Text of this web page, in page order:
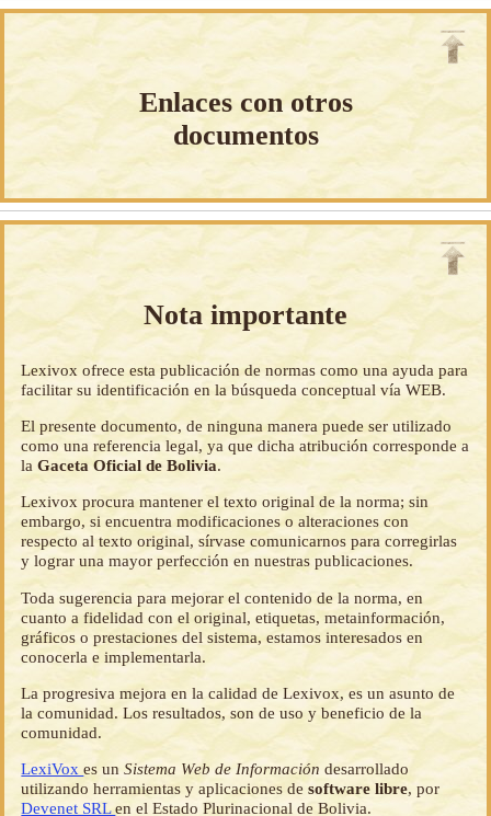
Enlaces con otros
documentos
Nota importante
Lexivox ofrece esta publicación de normas como una ayuda para
facilitar su identificación en la búsqueda conceptual vía WEB.
El presente documento, de ninguna manera puede ser utilizado
como una referencia legal, ya que dicha atribución corresponde a
laGaceta Oficial de Bolivia.
Lexivox procura mantener el texto original de la norma; sin
embargo, si encuentra modificaciones o alteraciones con
respecto al texto original, sírvase comunicarnos para corregirlas
y lograr una mayor perfección en nuestras publicaciones.
Toda sugerencia para mejorar el contenido de la norma, en
cuanto a fidelidad con el original, etiquetas, metainformación,
gráficos o prestaciones del sistema, estamos interesados en
conocerla e implementarla.
La progresiva mejora en la calidad de Lexivox, es un asunto de
la comunidad. Los resultados, son de uso y beneficio de la
comunidad.
LexiVoxes unSistema Web de Información desarrollado
utilizando herramientas y aplicaciones desoftware libre, por
Devenet SRLen el Estado Plurinacional de Bolivia.